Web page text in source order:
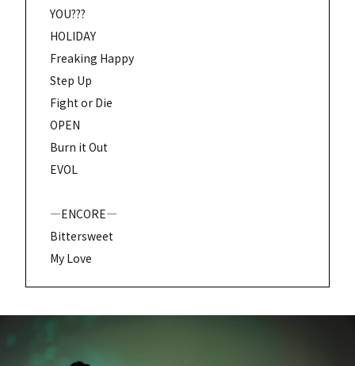
YOU???
HOLIDAY
Freaking Happy
Step Up
Fight or Die
OPEN
Burn it Out
EVOL
―ENCORE―
Bittersweet
My Love